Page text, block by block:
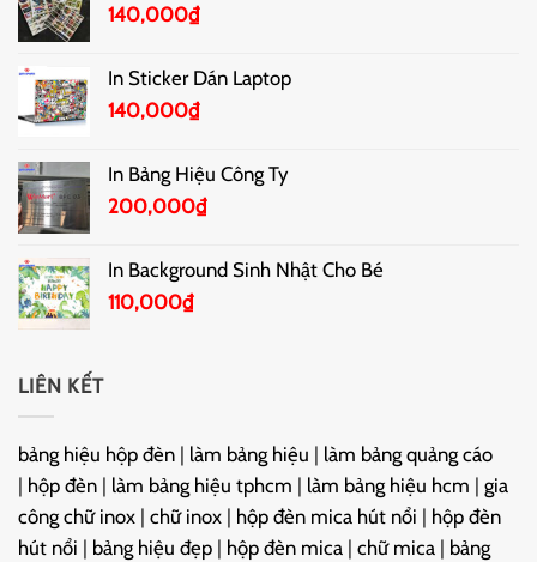
140,000₫
In Sticker Dán Laptop
140,000₫
In Bảng Hiệu Công Ty
200,000₫
In Background Sinh Nhật Cho Bé
110,000₫
LIÊN KẾT
bảng hiệu hộp đèn | làm bảng hiệu | làm bảng quảng cáo
| hộp đèn | làm bảng hiệu tphcm | làm bảng hiệu hcm | gia
công chữ inox | chữ inox | hộp đèn mica hút nổi | hộp đèn
hút nổi | bảng hiệu đẹp | hộp đèn mica | chữ mica | bảng